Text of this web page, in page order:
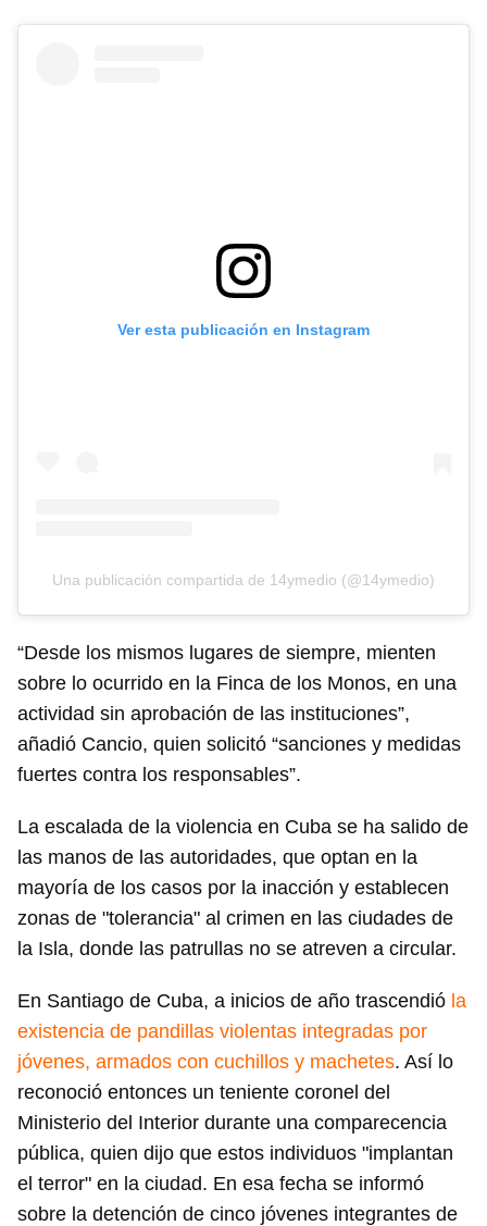
Guardar como favorito
Ver esta publicación en Instagram
Una publicación compartida de 14ymedio (@14ymedio)
“Desde los mismos lugares de siempre, mienten
sobre lo ocurrido en la Finca de los Monos, en una
actividad sin aprobación de las instituciones”,
añadió Cancio, quien solicitó “sanciones y medidas
fuertes contra los responsables”.
La escalada de la violencia en Cuba se ha salido de
las manos de las autoridades, que optan en la
mayoría de los casos por la inacción y establecen
zonas de "tolerancia" al crimen en las ciudades de
la Isla, donde las patrullas no se atreven a circular.
En Santiago de Cuba, a inicios de año trascendió la
existencia de pandillas violentas integradas por
jóvenes, armados con cuchillos y machetes. Así lo
reconoció entonces un teniente coronel del
Ministerio del Interior durante una comparecencia
pública, quien dijo que estos individuos "implantan
el terror" en la ciudad. En esa fecha se informó
sobre la detención de cinco jóvenes integrantes de